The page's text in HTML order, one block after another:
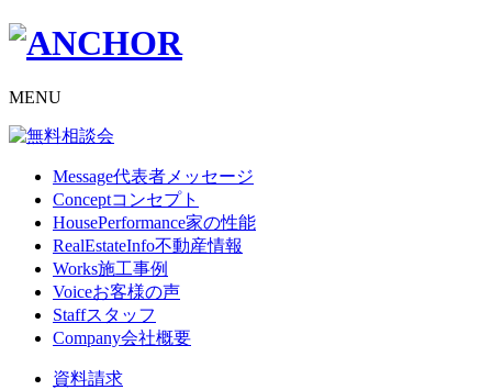
MENU
Message代表者メッセージ
Conceptコンセプト
HousePerformance家の性能
RealEstateInfo不動産情報
Works施工事例
Voiceお客様の声
Staffスタッフ
Company会社概要
資料請求